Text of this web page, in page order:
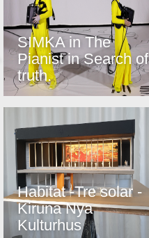
SIMKA in The
Pianist in Search of
truth.
Habitat -Tre solar -
Kiruna Nya
Kulturhus